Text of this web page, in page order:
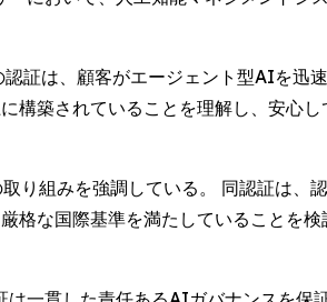
証は、顧客がエージェント型AIを迅
構築されていることを理解し、安心し
り組みを強調している。 同認証は、
格な国際基準を満たしていることを検